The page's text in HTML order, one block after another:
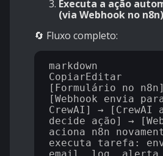
Executa a ação
(via Webhook no n8n)
🔄 Fluxo completo:
markdown
CopiarEditar
[Formulário no
[Webhook envia
CrewAI] → [CrewAI
decide ação] →
aciona n8n
executa tarefa: